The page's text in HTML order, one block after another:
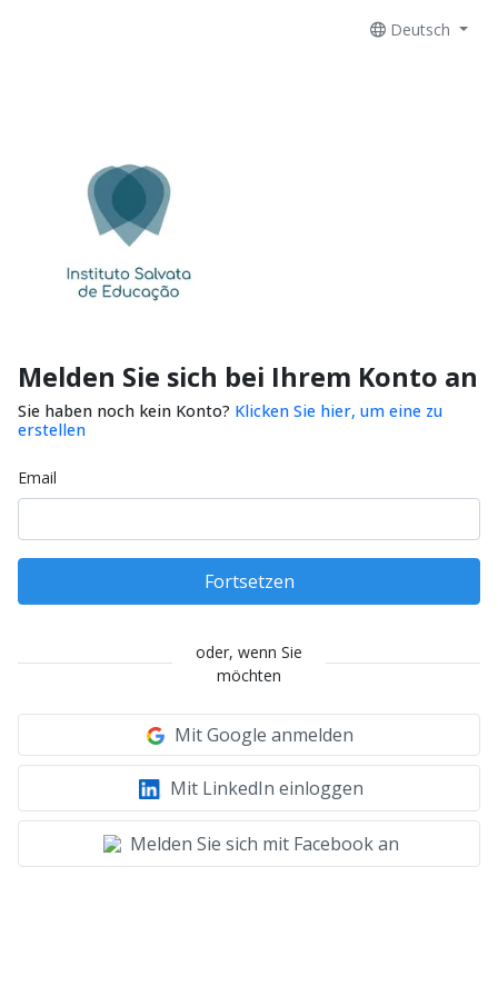
Deutsch
Melden Sie sich bei Ihrem Konto an
Sie haben noch kein Konto? Klicken Sie hier, um eine zu
erstellen
Email
Fortsetzen
oder, wenn Sie
möchten
Mit Google anmelden
Mit LinkedIn einloggen
Melden Sie sich mit Facebook an